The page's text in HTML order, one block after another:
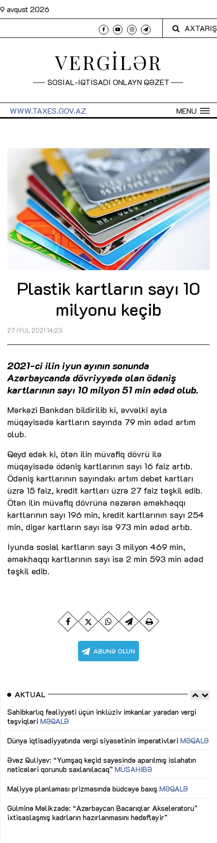
9 avqust 2026
AXTARIŞ
VERGİLƏR
SOSİAL-İQTİSADİ ONLAYN QƏZET
MENU
WWW.TAXES.GOV.AZ
Plastik kartların sayı 10
milyonu keçib
27 İYUL 2021 14:23
2021-ci ilin iyun ayının sonunda
Azərbaycanda dövriyyədə olan ödəniş
kartlarının sayı 10 milyon 51 min ədəd olub.
Mərkəzi Bankdan bildirilib ki, əvvəlki ayla
müqayisədə kartların sayında 79 min ədəd artım
olub.
Qeyd edək ki, ötən ilin müvafiq dövrü ilə
müqayisədə ödəniş kartlarının sayı 16 faiz artıb.
Ödəniş kartlarının sayındakı artım debet kartları
üzrə 15 faiz, kredit kartları üzrə 27 faiz təşkil edib.
Ötən ilin müvafiq dövrünə nəzərən əməkhaqqı
kartlarının sayı 196 min, kredit kartlarının sayı 254
min, digər kartların sayı isə 973 min ədəd artıb.
İyunda sosial kartların sayı 3 milyon 469 min,
əməkhaqqı kartlarının sayı isə 2 min 593 min ədəd
təşkil edib.
AKTUAL
Sahibkarlıq fəaliyyəti üçün inklüziv imkanlar yaradan vergi
təşviqləri MƏQALƏ
Dünya iqtisadiyyatında vergi siyasətinin imperativləri MƏQALƏ
Əvəz Quliyev: “Yumşaq keçid sayəsində aparılmış islahatın
nəticələri qorunub saxlanılacaq” MÜSAHİBƏ
Maliyyə planlaması prizmasında büdcəyə baxış MƏQALƏ
Gülminə Məlikzadə: “Azərbaycan Bacarıqlar Akseleratoru”
ixtisaslaşmış kadrların hazırlanmasını hədəfləyir”